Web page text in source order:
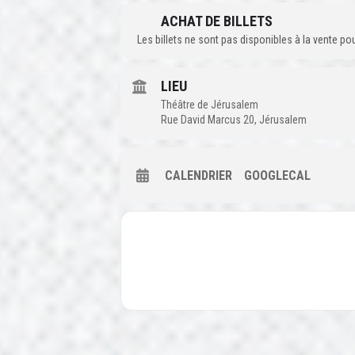
ACHAT DE BILLETS
Les billets ne sont pas disponibles à la vente
LIEU
Théâtre de Jérusalem
Rue David Marcus 20, Jérusalem
CALENDRIER GOOGLECAL